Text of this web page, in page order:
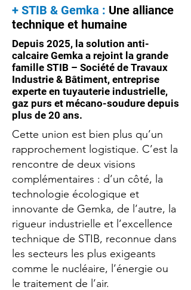
+ STIB & Gemka : Une alliance
technique et humaine
Depuis 2025, la solution anti-
calcaire Gemka a rejoint la grande
famille STIB – Société de Travaux
Industrie & Bâtiment, entreprise
experte en tuyauterie industrielle,
gaz purs et mécano-soudure depuis
plus de 20 ans.
Cette union est bien plus qu’un
rapprochement logistique. C’est la
rencontre de deux visions
complémentaires : d’un côté, la
technologie écologique et
innovante de Gemka, de l’autre, la
rigueur industrielle et l’excellence
technique de STIB, reconnue dans
les secteurs les plus exigeants
comme le nucléaire, l’énergie ou
le traitement de l’air.